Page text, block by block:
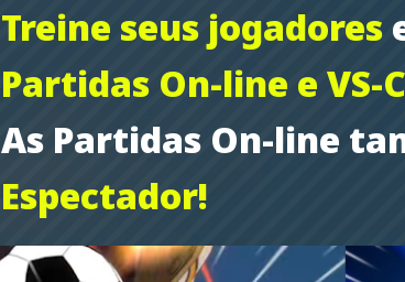
Treine seus jogadores
Partidas On-line e VS-
As Partidas On-line
Espectador!